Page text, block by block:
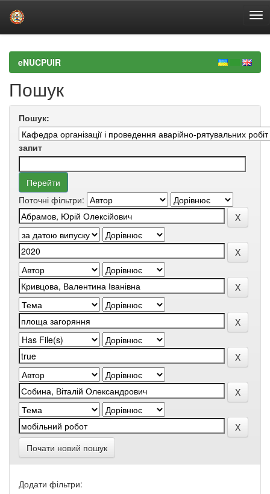
navigationeNUCPUIR
Пошук
Пошук:
запит
Поточні фільтри:
Почати новий пошук
Додати фільтри: